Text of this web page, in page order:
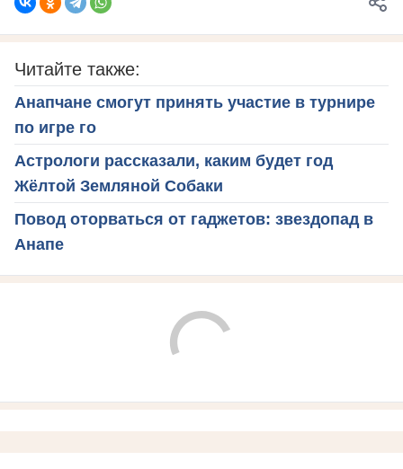
Читайте также:
Анапчане смогут принять участие в турнире
по игре го
Астрологи рассказали, каким будет год
Жёлтой Земляной Собаки
Повод оторваться от гаджетов: звездопад в
Анапе